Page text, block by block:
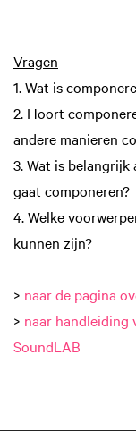
Vragen
1. Wat is
2. Hoort
andere manieren
3. Wat is
gaat componeren?
4. Welke
kunnen zijn?
> naar de pagina
> naar handleiding
SoundLAB